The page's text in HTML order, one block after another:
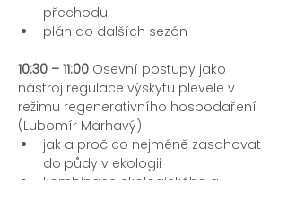
přechodu
plán do dalších sezón
10:30 – ⁠⁠⁠⁠⁠⁠11:00 Osevní postupy jako
nástroj regulace výskytu plevele v
režimu regenerativního hospodaření
(Lubomír Marhavý)
jak a proč co nejméně zasahovat
do půdy v ekologii
kombinace ekologického a